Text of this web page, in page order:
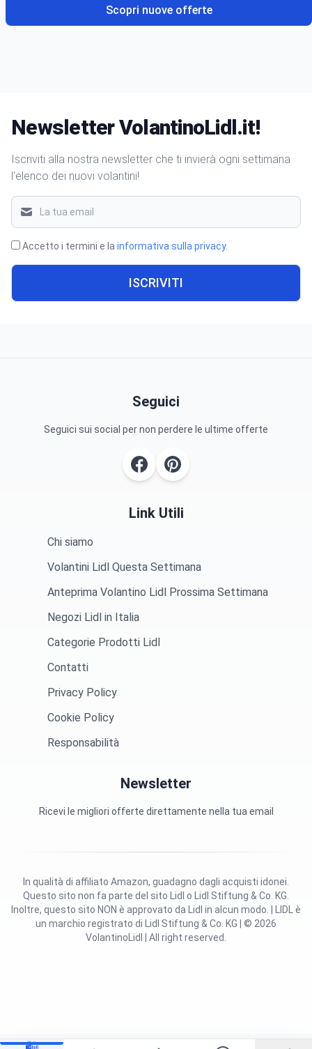
Scopri nuove offerte
Newsletter VolantinoLidl.it!
Iscriviti alla nostra newsletter che ti invierà ogni settimana
l'elenco dei nuovi volantini!
Accetto i termini e la informativa sulla privacy.
ISCRIVITI
Seguici
Seguici sui social per non perdere le ultime offerte
Link Utili
Chi siamo
Volantini Lidl Questa Settimana
Anteprima Volantino Lidl Prossima Settimana
Negozi Lidl in Italia
Categorie Prodotti Lidl
Contatti
Privacy Policy
Cookie Policy
Responsabilità
Newsletter
Ricevi le migliori offerte direttamente nella tua email
Questo sito non fa parte del sito Lidl o Lidl Stiftung & Co. KG.
Inoltre, questo sito NON è approvato da Lidl in alcun modo. | LIDL è
un marchio registrato di Lidl Stiftung & Co. KG | © 2026
VolantinoLidl | All right reserved.
In qualità di affiliato Amazon, guadagno dagli acquisti idonei.